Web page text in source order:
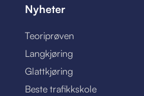
Nyheter
Teoriprøven
Langkjøring
Glattkjøring
Beste trafikkskole